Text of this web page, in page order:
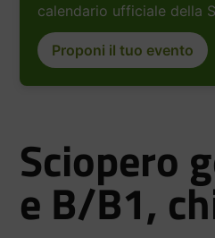
calendario ufficiale della
Proponi il tuo evento
Sciopero
e B/B1,